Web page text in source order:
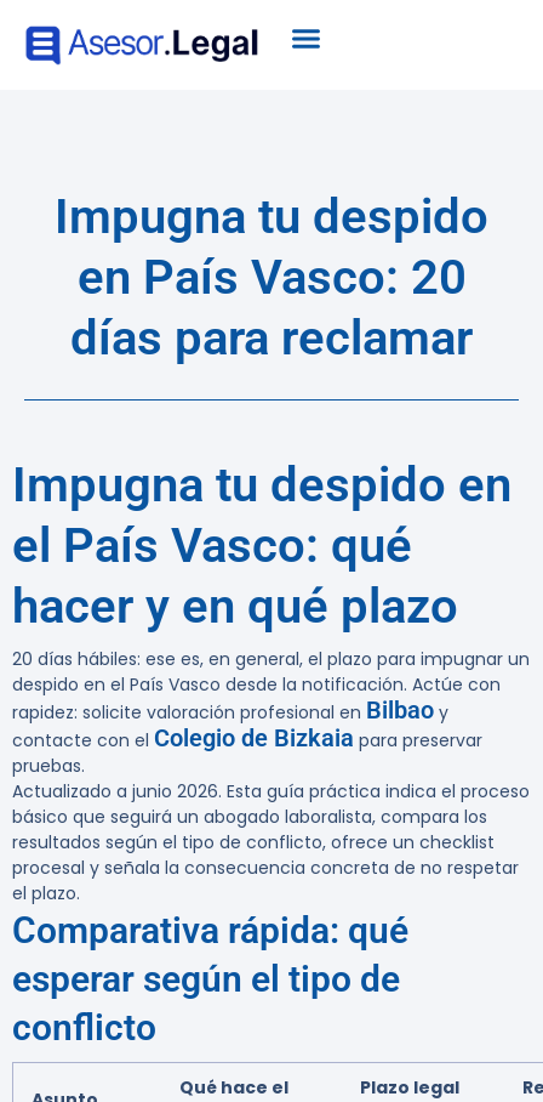
Impugna tu despido
en País Vasco: 20
días para reclamar
Impugna tu despido en
el País Vasco: qué
hacer y en qué plazo
20 días hábiles: ese es, en general, el plazo para impugnar un
despido en el País Vasco desde la notificación. Actúe con
rapidez: solicite valoración profesional en Bilbao y
contacte con el Colegio de Bizkaia para preservar
pruebas.
Actualizado a junio 2026. Esta guía práctica indica el proceso
básico que seguirá un abogado laboralista, compara los
resultados según el tipo de conflicto, ofrece un checklist
procesal y señala la consecuencia concreta de no respetar
el plazo.
Comparativa rápida: qué
esperar según el tipo de
conflicto
Qué hace el
Plazo legal